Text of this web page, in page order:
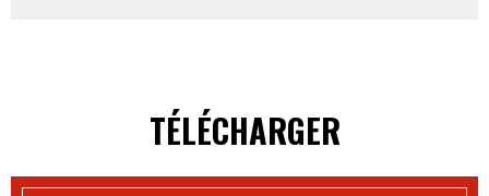
TÉLÉCHARGER